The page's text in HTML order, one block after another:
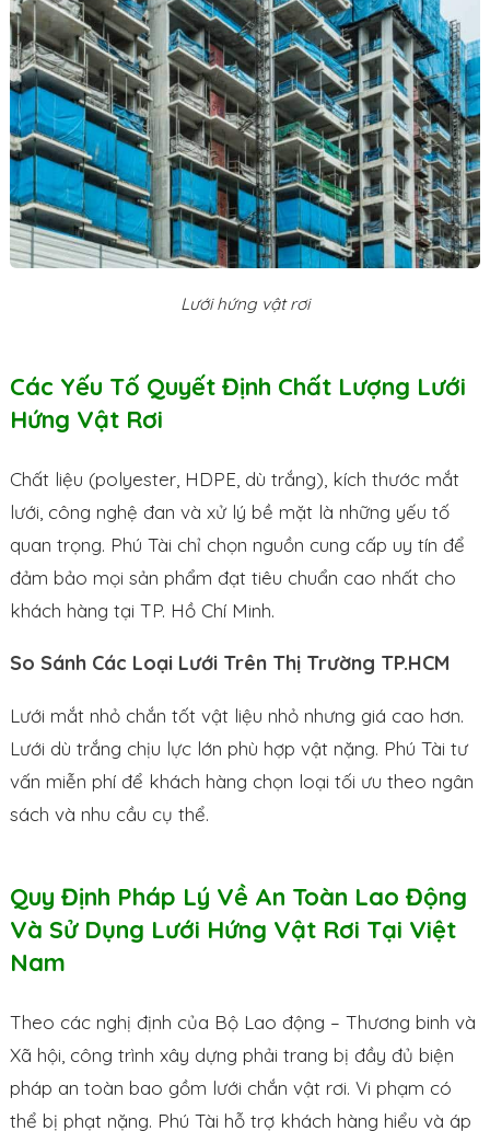
Lưới hứng vật rơi
Các Yếu Tố Quyết Định Chất Lượng Lưới
Hứng Vật Rơi
Chất liệu (polyester, HDPE, dù trắng), kích thước mắt
lưới, công nghệ đan và xử lý bề mặt là những yếu tố
quan trọng. Phú Tài chỉ chọn nguồn cung cấp uy tín để
đảm bảo mọi sản phẩm đạt tiêu chuẩn cao nhất cho
khách hàng tại TP. Hồ Chí Minh.
So Sánh Các Loại Lưới Trên Thị Trường TP.HCM
Lưới mắt nhỏ chắn tốt vật liệu nhỏ nhưng giá cao hơn.
Lưới dù trắng chịu lực lớn phù hợp vật nặng. Phú Tài tư
vấn miễn phí để khách hàng chọn loại tối ưu theo ngân
sách và nhu cầu cụ thể.
Quy Định Pháp Lý Về An Toàn Lao Động
Và Sử Dụng Lưới Hứng Vật Rơi Tại Việt
Nam
Theo các nghị định của Bộ Lao động – Thương binh và
Xã hội, công trình xây dựng phải trang bị đầy đủ biện
pháp an toàn bao gồm lưới chắn vật rơi. Vi phạm có
thể bị phạt nặng. Phú Tài hỗ trợ khách hàng hiểu và áp